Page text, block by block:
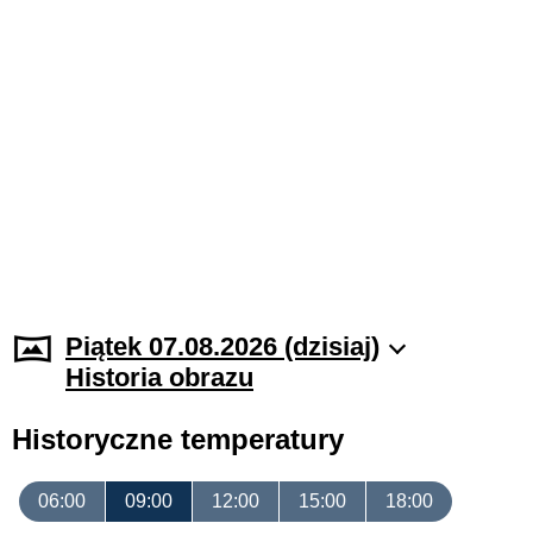
Piątek 07.08.2026 (dzisiaj)
Historia obrazu
Historyczne temperatury
06:00 09:00 12:00 15:00 18:00